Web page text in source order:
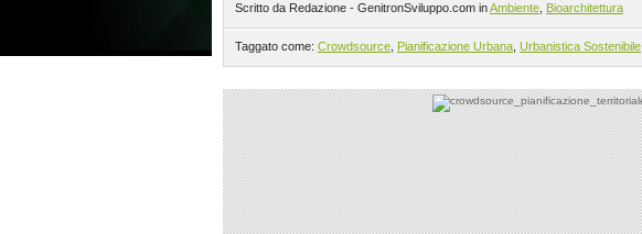
Scritto da Redazione - GenitronSviluppo.com inAmbiente Bioarchitettura
Taggato come: Crowdsource Pianificazione Urbana Urbanistica Sostenibile